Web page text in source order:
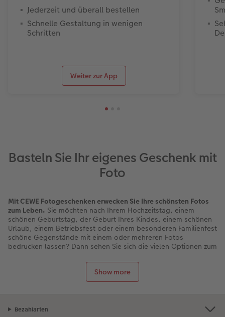
Jederzeit und überall bestellen
Schnelle Gestaltung in wenigen
Schritten
Weiter zur App
Basteln Sie Ihr eigenes Geschenk mit
Foto
Show more
Mit CEWE Fotogeschenken erwecken Sie Ihre schönsten Fotos
zum Leben. Sie möchten nach Ihrem Hochzeitstag, einem
schönen Geburtstag, der Geburt Ihres Kindes, einem schönen
Urlaub, einem Betriebsfest oder einem besonderen Familienfest
schöne Gegenstände mit einem oder mehreren Fotos
bedrucken lassen? Dann sehen Sie sich die vielen Optionen zum
Kunstdrucken bis hin zu Kissen, Uhren und sogar Spielzeug.
Bei CEWE basteln Sie Geschenke mit Fotos für Groß und Klein.
für Puzzle-Fans. Sie können dieses eine schöne Foto auch auf
Spielkarten oder auf ein süßes Kuscheltier drucken lassen.
Bezahlarten